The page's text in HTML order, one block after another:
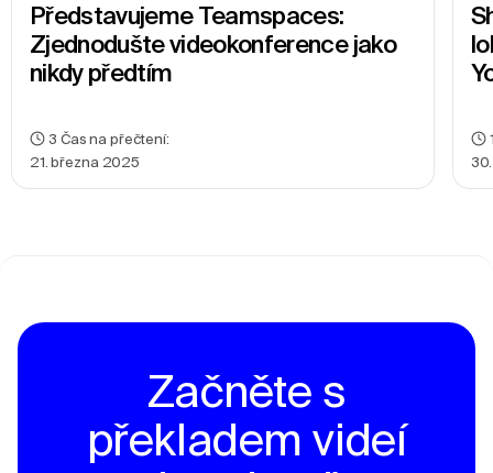
Představujeme Teamspaces:
Zjednodušte videokonference jako
nikdy předtím
21. března 2025
3 Čas na přečtení:
Začněte s
překladem videí